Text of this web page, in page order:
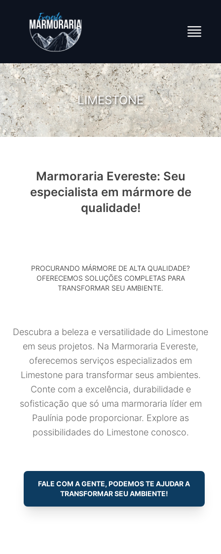
LIMESTONE
Marmoraria Evereste: Seu
especialista em mármore de
qualidade!
PROCURANDO MÁRMORE DE ALTA QUALIDADE?
OFERECEMOS SOLUÇÕES COMPLETAS PARA
TRANSFORMAR SEU AMBIENTE.
Descubra a beleza e versatilidade do Limestone
em seus projetos. Na Marmoraria Evereste,
oferecemos serviços especializados em
Limestone para transformar seus ambientes.
Conte com a excelência, durabilidade e
sofisticação que só uma marmoraria líder em
Paulínia pode proporcionar. Explore as
possibilidades do Limestone conosco.
FALE COM A GENTE, PODEMOS TE AJUDAR A
TRANSFORMAR SEU AMBIENTE!